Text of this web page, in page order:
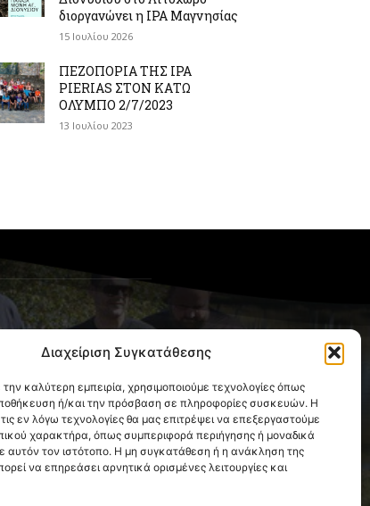
Διαχείριση Συγκατάθεσης
καλύτερη εμπειρία, χρησιμοποιούμε τεχνολογίες όπως
ή/και την πρόσβαση σε πληροφορίες συσκευών. Η
εν λόγω τεχνολογίες θα μας επιτρέψει να επεξεργαστούμε
χαρακτήρα, όπως συμπεριφορά περιήγησης ή μοναδικά
αυτόν τον ιστότοπο. Η μη συγκατάθεση ή η ανάκληση της
να επηρεάσει αρνητικά ορισμένες λειτουργίες και
διοργανώνει η IPA Μαγνησίας
15 Ιουλίου 2026
ΠΕΖΟΠΟΡΙΑ ΤΗΣ IPA
PIERIAS ΣΤΟΝ ΚΑΤΩ
ΟΛΥΜΠΟ 2/7/2023
13 Ιουλίου 2023